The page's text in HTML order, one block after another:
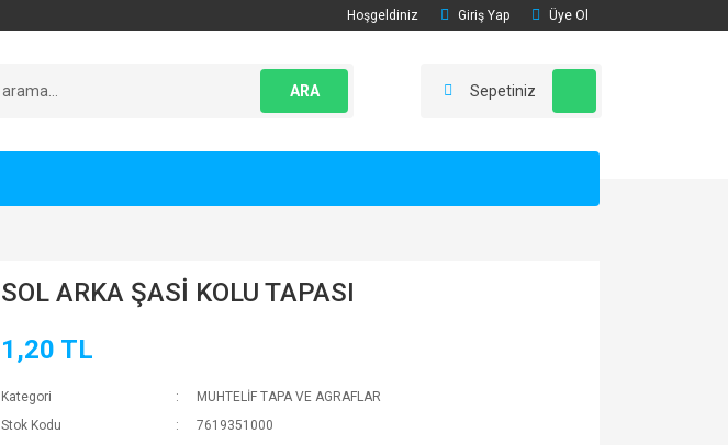
Hoşgeldiniz Giriş Yap Üye Ol
ARA Sepetiniz
SOL ARKA ŞASİ KOLU TAPASI
1,20 TL
Kategori
MUHTELİF TAPA VE AGRAFLAR
Stok Kodu
7619351000